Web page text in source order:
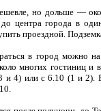
но дольше —
центра города в
проездной.
в город можно
многих гостиниц
и 4) или с 6.10 (1 и 2).